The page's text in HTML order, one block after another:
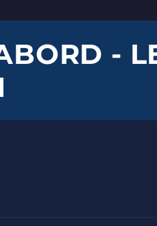
-